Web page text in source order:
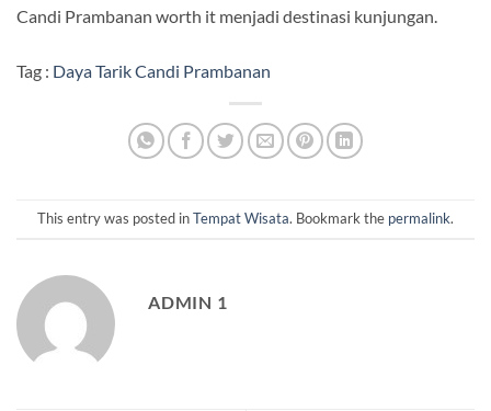
Candi Prambanan worth it menjadi destinasi kunjungan.
Tag : Daya Tarik Candi Prambanan
This entry was posted inTempat Wisata. Bookmark the permalink.
ADMIN 1